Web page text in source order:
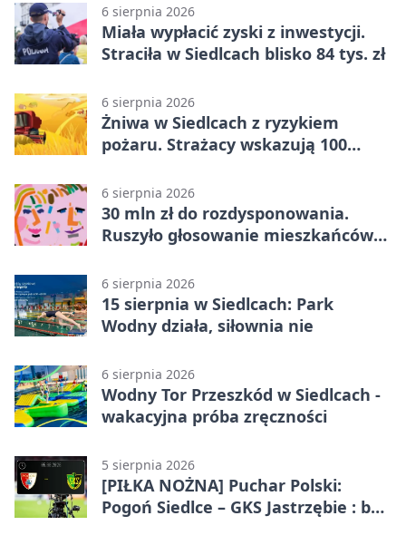
6 sierpnia 2026
Miała wypłacić zyski z inwestycji.
Straciła w Siedlcach blisko 84 tys. zł
6 sierpnia 2026
Żniwa w Siedlcach z ryzykiem
pożaru. Strażacy wskazują 100
6 sierpnia 2026
30 mln zł do rozdysponowania.
Ruszyło głosowanie mieszkańców
6 sierpnia 2026
15 sierpnia w Siedlcach: Park
Wodny działa, siłownia nie
6 sierpnia 2026
Wodny Tor Przeszkód w Siedlcach -
wakacyjna próba zręczności
5 sierpnia 2026
[PIŁKA NOŻNA] Puchar Polski:
Pogoń Siedlce – GKS Jastrzębie : bez